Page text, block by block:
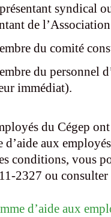
syndical
de
du comité
du personnel
immédiat).
du Cégep ont
d’aide aux
conditions, vous
2327 ou
d’aide aux